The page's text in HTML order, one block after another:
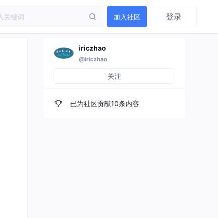
加入社区 登录
iriczhao
@iriczhao
关注
已为社区贡献10条内容